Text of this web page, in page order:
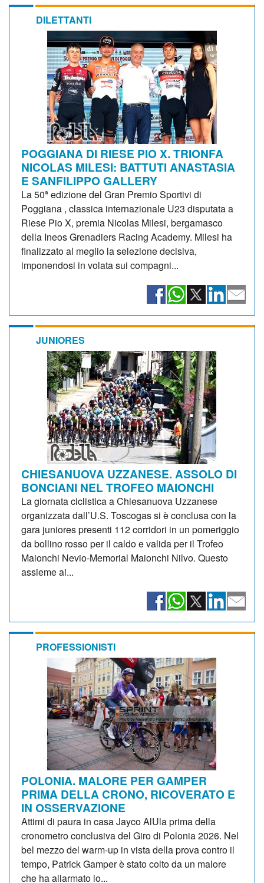
DILETTANTI
POGGIANA DI RIESE PIO X. TRIONFA
NICOLAS MILESI: BATTUTI ANASTASIA
E SANFILIPPO GALLERY
La 50ª edizione del Gran Premio Sportivi di
Poggiana , classica internazionale U23 disputata a
Riese Pio X, premia Nicolas Milesi, bergamasco
della Ineos Grenadiers Racing Academy. Milesi ha
finalizzato al meglio la selezione decisiva,
imponendosi in volata sui compagni...
JUNIORES
CHIESANUOVA UZZANESE. ASSOLO DI
BONCIANI NEL TROFEO MAIONCHI
La giornata ciclistica a Chiesanuova Uzzanese
organizzata dall’U.S. Toscogas si è conclusa con la
gara juniores presenti 112 corridori in un pomeriggio
da bollino rosso per il caldo e valida per il Trofeo
Maionchi Nevio-Memorial Maionchi Nilvo. Questo
assieme ai...
PROFESSIONISTI
POLONIA. MALORE PER GAMPER
PRIMA DELLA CRONO, RICOVERATO E
IN OSSERVAZIONE
Attimi di paura in casa Jayco AlUla prima della
cronometro conclusiva del Giro di Polonia 2026. Nel
bel mezzo del warm-up in vista della prova contro il
tempo, Patrick Gamper è stato colto da un malore
che ha allarmato lo...